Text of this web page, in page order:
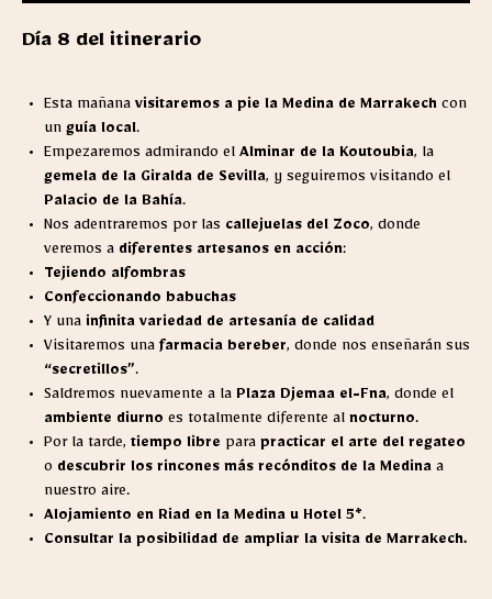
Día 8 del itinerario
Esta mañana visitaremos a pie la Medina de Marrakech con
un guía local.
Empezaremos admirando el Alminar de la Koutoubia, la
gemela de la Giralda de Sevilla, y seguiremos visitando el
Palacio de la Bahía.
Nos adentraremos por las callejuelas del Zoco, donde
veremos a diferentes artesanos en acción:
Tejiendo alfombras
Confeccionando babuchas
Y una infinita variedad de artesanía de calidad
Visitaremos una farmacia bereber, donde nos enseñarán sus
“secretillos”.
Saldremos nuevamente a la Plaza Djemaa el-Fna, donde el
ambiente diurno es totalmente diferente al nocturno.
Por la tarde, tiempo libre para practicar el arte del regateo
o descubrir los rincones más recónditos de la Medina a
nuestro aire.
Alojamiento en Riad en la Medina u Hotel 5*.
Consultar la posibilidad de ampliar la visita de Marrakech.